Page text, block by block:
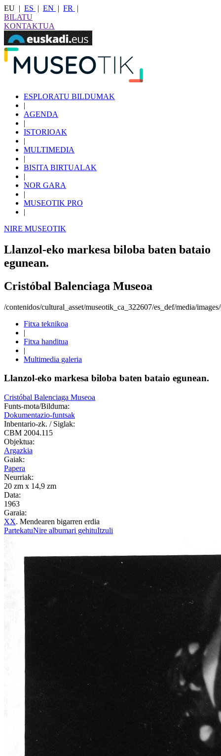
EU | ES | EN | FR
|
BILATU
KONTAKTUA
ESPLORATU BILDUMAK
|
AGENDA
|
ISTORIOAK
|
MULTIMEDIA
|
BISITA BIRTUALAK
|
NOR GARA
|
MUSEOTIK PRO
|
NIRE MUSEOTIK
Llanzol-eko markesa biloba baten bataio
egunean.
Cristóbal Balenciaga Museoa
/contenidos/cultural_asset/museotik_ca_322607/es_def/media/
Fitxa teknikoa
|
Fitxa handitua
|
Multimedia galeria
Llanzol-eko markesa biloba baten bataio egunean.
Cristóbal Balenciaga Museoa
Funts-mota/Bilduma:
Dokumentazio-funtsak
Inbentario-zk. / Siglak:
CBM 2004.115
Objektua:
Argazkia
Gaiak:
Papera
Neurriak:
20 zm x 14,9 zm
Data:
1963
Garaia:
XX. Mendearen bigarren erdia
PartekatuNire albumari gehituItzuli